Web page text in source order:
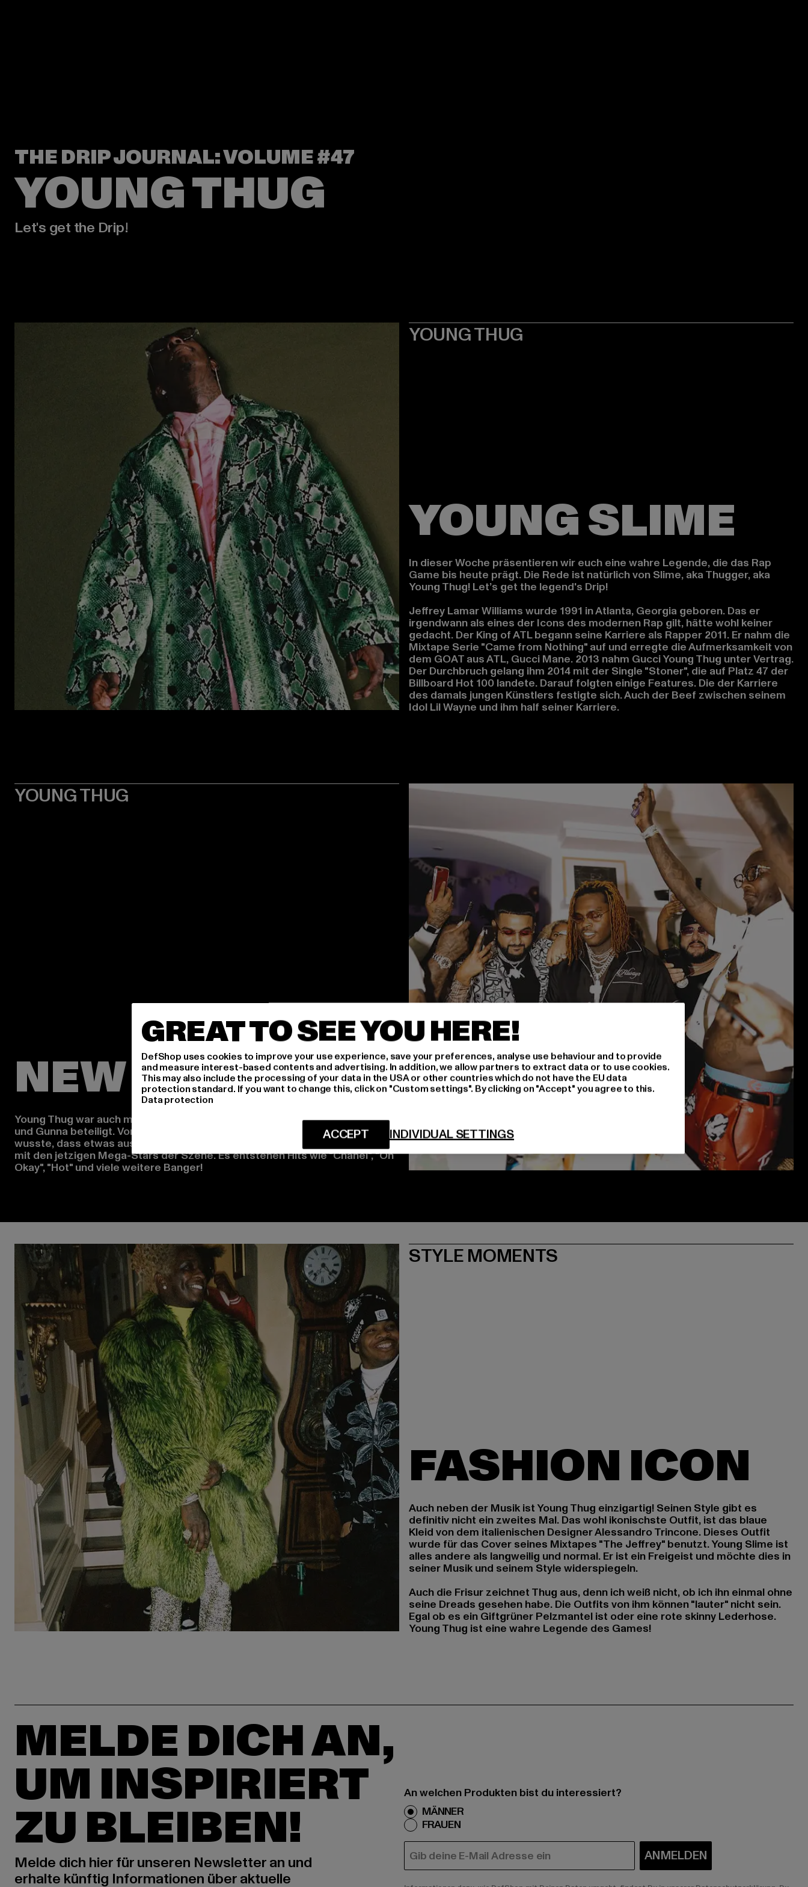
Let's get the Drip!
YOUNG THUG
In dieser Woche präsentieren wir euch eine wahre Legende, die das Rap
Game bis heute prägt. Die Rede ist natürlich von Slime, aka Thugger, aka
Young Thug! Let’s get the legend's Drip!
Jeffrey Lamar Williams wurde 1991 in Atlanta, Georgia geboren. Das er
irgendwann als eines der Icons des modernen Rap gilt, hätte wohl keiner
gedacht. Der King of ATL begann seine Karriere als Rapper 2011. Er nahm die
Mixtape Serie "Came from Nothing" auf und erregte die Aufmerksamkeit von
dem GOAT aus ATL, Gucci Mane. 2013 nahm Gucci Young Thug unter Vertrag.
Der Durchbruch gelang ihm 2014 mit der Single "Stoner", die auf Platz 47 der
Billboard Hot 100 landete. Darauf folgten einige Features. Die der Karriere
des damals jungen Künstlers festigte sich. Auch der Beef zwischen seinem
Idol Lil Wayne und ihm half seiner Karriere.
YOUNG THUG
Young Thug war auch maßgeblich an dem Erfolg von Rappern wie Lil Baby
und Gunna beteiligt. Vor allem unterstützt er die Anfänge von Lil Baby, da er
wusste, dass etwas aus ihm wird. So folgen auch später zahlreiche Features
mit den jetzigen Mega-Stars der Szene. Es entstehen Hits wie "Chanel", "Oh
Okay", "Hot" und viele weitere Banger!
STYLE MOMENTS
Auch neben der Musik ist Young Thug einzigartig! Seinen Style gibt es
definitiv nicht ein zweites Mal. Das wohl ikonischste Outfit, ist das blaue
Kleid von dem italienischen Designer Alessandro Trincone. Dieses Outfit
wurde für das Cover seines Mixtapes "The Jeffrey" benutzt. Young Slime ist
alles andere als langweilig und normal. Er ist ein Freigeist und möchte dies in
seiner Musik und seinem Style widerspiegeln.
Auch die Frisur zeichnet Thug aus, denn ich weiß nicht, ob ich ihn einmal ohne
seine Dreads gesehen habe. Die Outfits von ihm können "lauter" nicht sein.
Egal ob es ein Giftgrüner Pelzmantel ist oder eine rote skinny Lederhose.
Young Thug ist eine wahre Legende des Games!
MELDE DICH AN,
UM INSPIRIERT
ZU BLEIBEN!
Melde dich hier für unseren Newsletter an und
erhalte künftig Informationen über aktuelle
An welchen Produkten bist du interessiert?
MÄNNER
FRAUEN
E-MAIL ANMELDEN
GREAT TO SEE YOU HERE!
DefShop uses cookies to improve your use experience, save your preferences, analyse use behaviour and to provide
and measure interest-based contents and advertising. In addition, we allow partners to extract data or to use cookies.
This may also include the processing of your data in the USA or other countries which do not have the EU data
protection standard. If you want to change this, click on "Custom settings". By clicking on "Accept" you agree to this.
Data protection
INDIVIDUAL SETTINGS
ACCEPT